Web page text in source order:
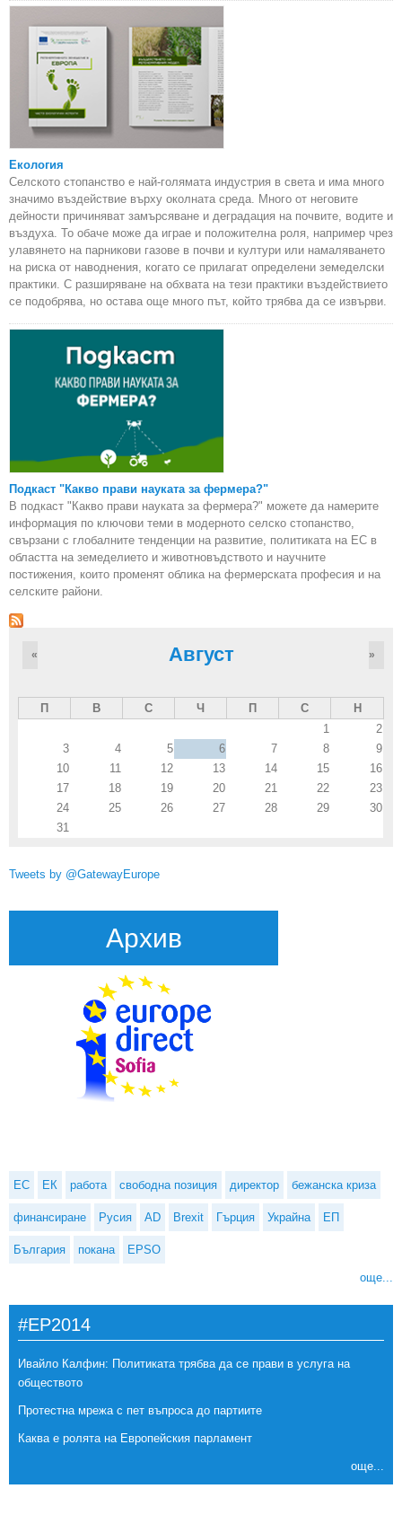
Екология
Селското стопанство е най-голямата индустрия в света и има много
значимо въздействие върху околната среда. Много от неговите
дейности причиняват замърсяване и деградация на почвите, водите и
въздуха. То обаче може да играе и положителна роля, например чрез
улавянето на парникови газове в почви и култури или намаляването
на риска от наводнения, когато се прилагат определени земеделски
практики. С разширяване на обхвата на тези практики въздействието
се подобрява, но остава още много път, който трябва да се извърви.
Подкаст "Какво прави науката за фермера?"
В подкаст "Какво прави науката за фермера?" можете да намерите
информация по ключови теми в модерното селско стопанство,
свързани с глобалните тенденции на развитие, политиката на ЕС в
областта на земеделието и животновъдството и научните
постижения, които променят облика на фермерската професия и на
селските райони.
Август
« »
П В С Ч П С
Н
1
2
3
4 5 6 7 8
9
10
11 12 13 14 15
16
17
18 19 20 21 22
23
24
25 26 27 28 29
30
31
Tweets by @GatewayEurope
Архив
ЕС ЕК работа свободна позиция директор бежанска криза
финансиране Русия AD Brexit Гърция Украйна ЕП
България покана EPSO
още...
#EP2014
Ивайло Калфин: Политиката трябва да се прави в услуга на
обществото
Протестна мрежа с пет въпроса до партиите
Каква е ролята на Европейския парламент
още...